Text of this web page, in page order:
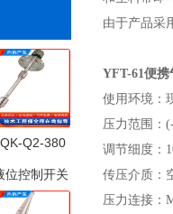
Q2-380
位控制开关
由于产品采
YFT-61便
使用环境：
压力范围：
调节细度：
传压介质：
压力连接：